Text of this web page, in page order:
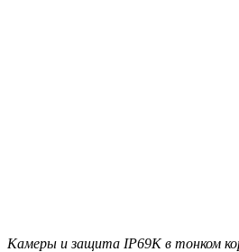
Камеры и защита IP69K в тонком